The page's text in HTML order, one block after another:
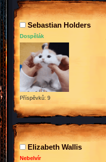
Sebastian Holders
Dospělák
Příspěvků: 9
Elizabeth Wallis
Nebelvír